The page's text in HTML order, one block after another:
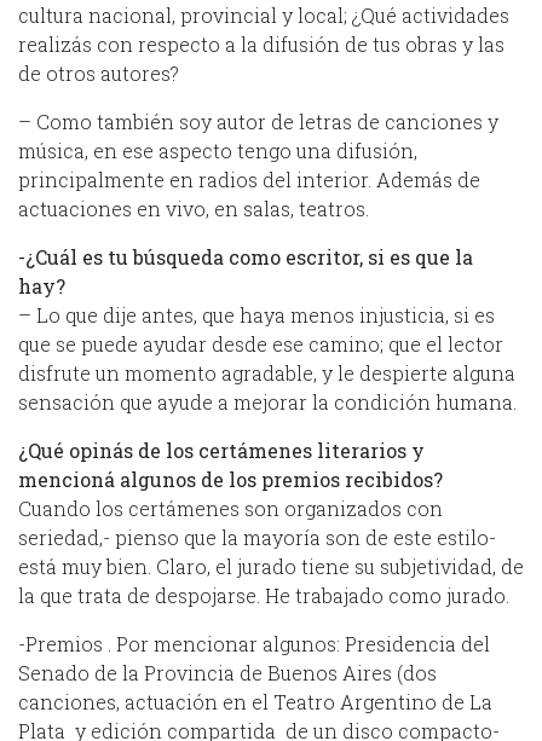
cultura nacional, provincial y local; ¿Qué actividades
realizás con respecto a la difusión de tus obras y las
de otros autores?
– Como también soy autor de letras de canciones y
música, en ese aspecto tengo una difusión,
principalmente en radios del interior. Además de
actuaciones en vivo, en salas, teatros.
-¿Cuál es tu búsqueda como escritor, si es que la
hay?
– Lo que dije antes, que haya menos injusticia, si es
que se puede ayudar desde ese camino; que el lector
disfrute un momento agradable, y le despierte alguna
sensación que ayude a mejorar la condición humana.
¿Qué opinás de los certámenes literarios y
mencioná algunos de los premios recibidos?
Cuando los certámenes son organizados con
seriedad,- pienso que la mayoría son de este estilo-
está muy bien. Claro, el jurado tiene su subjetividad, de
la que trata de despojarse. He trabajado como jurado.
-Premios . Por mencionar algunos: Presidencia del
Senado de la Provincia de Buenos Aires (dos
canciones, actuación en el Teatro Argentino de La
Plata y edición compartida de un disco compacto-